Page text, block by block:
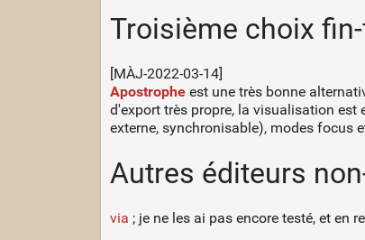
Troisième choix
[MÀJ-2022-03-14]
Apostropheest une très bonne
d'export très propre, la visualisation est
externe, synchronisable), modes focus
Autres éditeurs
via ; je ne les ai pas encore testé, et en